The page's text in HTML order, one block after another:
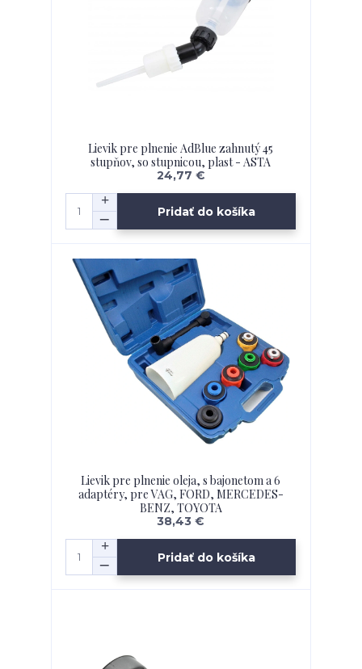
Lievik pre plnenie AdBlue zahnutý 45
stupňov, so stupnicou, plast - ASTA
24,77 €
Pridať do košíka
Lievik pre plnenie oleja, s bajonetom a 6
adaptéry, pre VAG, FORD, MERCEDES-
BENZ, TOYOTA
38,43 €
Pridať do košíka